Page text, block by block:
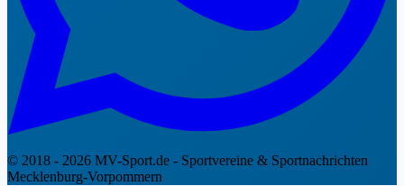
© 2018 - 2026 MV-Sport.de - Sportvereine & Sportnachrichten
Mecklenburg-Vorpommern